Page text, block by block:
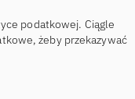
podatkowej. Ciągle
żeby przekazywać